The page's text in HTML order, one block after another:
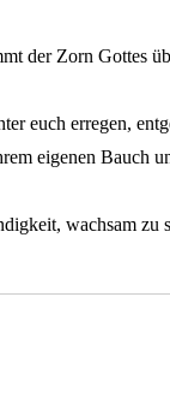
der Zorn Gottes
euch erregen,
eigenen Bauch
wachsam zu